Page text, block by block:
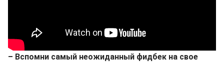
– Вспомни самый неожиданный фидбек на свое